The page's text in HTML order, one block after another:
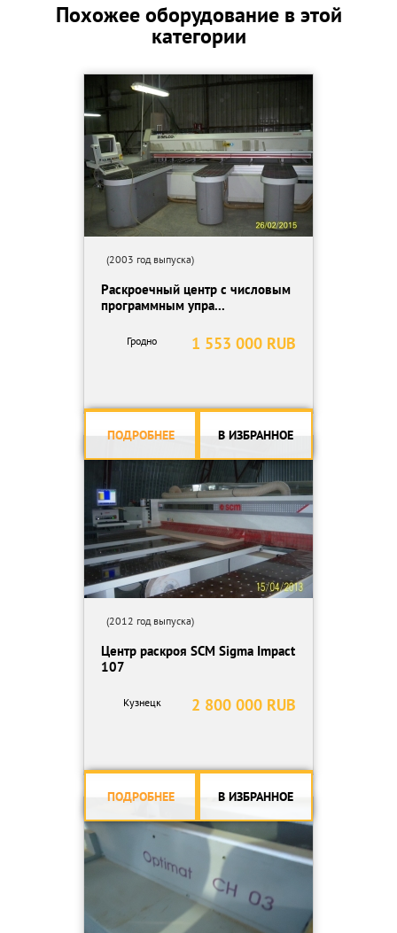
Если у Вас возникнут вопросы, можете позвонить по
С реальным покупателем возможен хороший торг!
Похожее оборудование в этой
категории
(2003 год выпуска)
Раскроечный центр с числовым
программным упра...
1 553 000 RUB
Гродно
ПОДРОБНЕЕ В ИЗБРАННОЕ
(2012 год выпуска)
Центр раскроя SCM Sigma Impact
107
2 800 000 RUB
Кузнецк
ПОДРОБНЕЕ В ИЗБРАННОЕ